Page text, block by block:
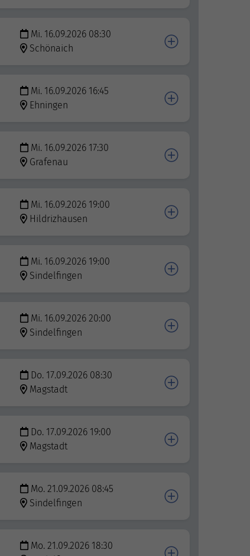
Mi. 16.09.2026 08:30
Schönaich
Mi. 16.09.2026 16:45
Ehningen
Mi. 16.09.2026 17:30
Grafenau
Mi. 16.09.2026 19:00
Hildrizhausen
Mi. 16.09.2026 19:00
Sindelfingen
Mi. 16.09.2026 20:00
Sindelfingen
Do. 17.09.2026 08:30
Magstadt
Do. 17.09.2026 19:00
Magstadt
Mo. 21.09.2026 08:45
Sindelfingen
Mo. 21.09.2026 18:30